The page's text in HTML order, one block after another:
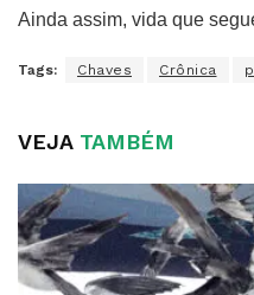
Ainda assim, vida que
Tags: Chaves Crônica
VEJATAMBÉM